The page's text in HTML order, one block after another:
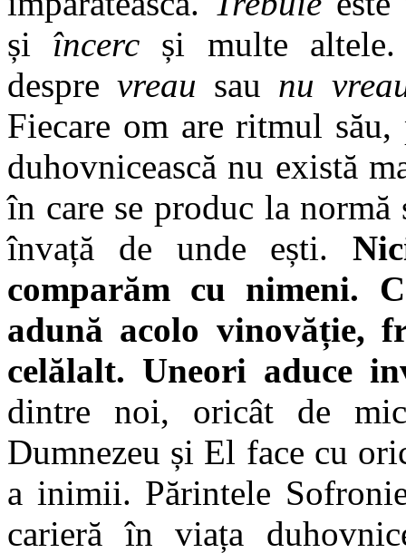
și încerc și multe
desprevreau sau nu
Fiecare om are ritmul
duhovnicească nu există
în care se produc la
învață de unde ești.
comparăm cu nimeni.
adună acolo vinovăție,
celălalt. Uneori aduce
dintre noi, oricât de
Dumnezeu și El face cu
a inimii. Părintele
carieră în viața